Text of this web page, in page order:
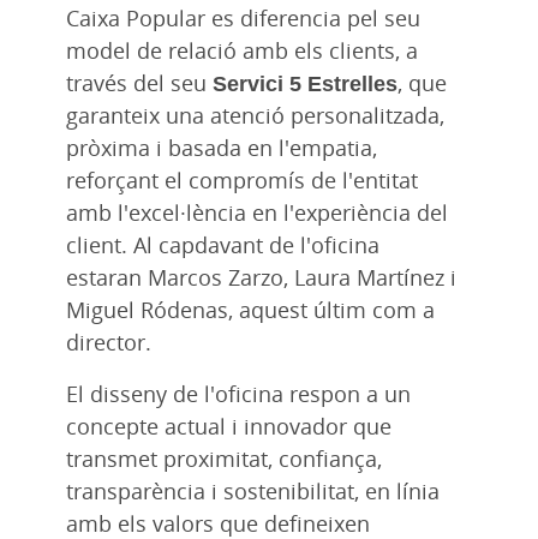
Caixa Popular es diferencia pel seu
model de relació amb els clients, a
través del seu Servici 5 Estrelles, que
garanteix una atenció personalitzada,
pròxima i basada en l'empatia,
reforçant el compromís de l'entitat
amb l'excel·lència en l'experiència del
client. Al capdavant de l'oficina
estaran Marcos Zarzo, Laura Martínez i
Miguel Ródenas, aquest últim com a
director.
El disseny de l'oficina respon a un
concepte actual i innovador que
transmet proximitat, confiança,
transparència i sostenibilitat, en línia
amb els valors que defineixen